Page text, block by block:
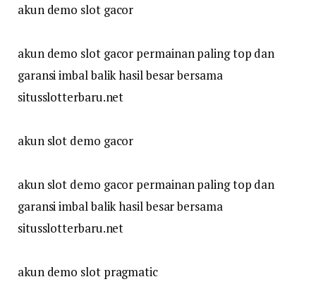
akun demo slot gacor
akun demo slot gacor permainan paling top dan
garansi imbal balik hasil besar bersama
situsslotterbaru.net
akun slot demo gacor
akun slot demo gacor permainan paling top dan
garansi imbal balik hasil besar bersama
situsslotterbaru.net
akun demo slot pragmatic